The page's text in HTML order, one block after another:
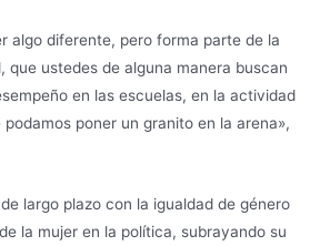
algo diferente, pero forma parte de la
que ustedes de alguna manera buscan
en las escuelas, en la actividad
poner un granito en la arena»,
largo plazo con la igualdad de género
la mujer en la política, subrayando su